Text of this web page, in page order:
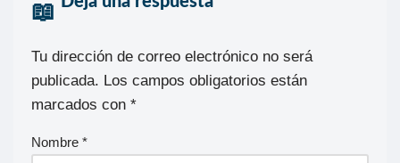
Tu dirección de correo electrónico no será
publicada. Los campos obligatorios están
marcados con *
Nombre *